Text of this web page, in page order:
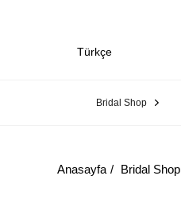
Türkçe
Bridal Shop
Anasayfa Bridal Shop